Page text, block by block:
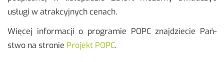
usłu­gi w atrak­cyj­nych ce­nach.
Wię­cej in­for­ma­cji o pro­gra­mie POPC znaj­dzie­cie Pań­
stwo na stro­nie Pro­jekt POPC.